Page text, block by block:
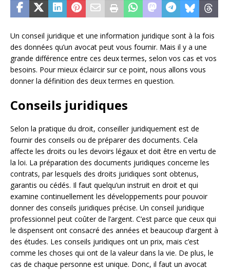
Un conseil juridique et une information juridique sont à la fois
des données qu’un avocat peut vous fournir. Mais il y a une
grande différence entre ces deux termes, selon vos cas et vos
besoins. Pour mieux éclaircir sur ce point, nous allons vous
donner la définition des deux termes en question.
Conseils juridiques
Selon la pratique du droit, conseiller juridiquement est de
fournir des conseils ou de préparer des documents. Cela
affecte les droits ou les devoirs légaux et doit être en vertu de
la loi. La préparation des documents juridiques concerne les
contrats, par lesquels des droits juridiques sont obtenus,
garantis ou cédés. Il faut quelqu’un instruit en droit et qui
examine continuellement les développements pour pouvoir
donner des conseils juridiques précise. Un conseil juridique
professionnel peut coûter de l’argent. C’est parce que ceux qui
le dispensent ont consacré des années et beaucoup d’argent à
des études. Les conseils juridiques ont un prix, mais c’est
comme les choses qui ont de la valeur dans la vie. De plus, le
cas de chaque personne est unique. Donc, il faut un avocat